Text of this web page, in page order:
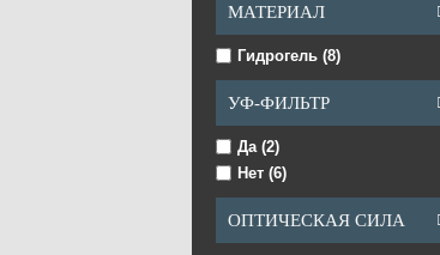
Blue Glamour (1)
Blue TruBlends (1)
Brown (3 Tones) (1)
МАТЕРИАЛ
Гидрогель (8)
УФ-ФИЛЬТР
Да (2)
Нет (6)
ОПТИЧЕСКАЯ СИЛА